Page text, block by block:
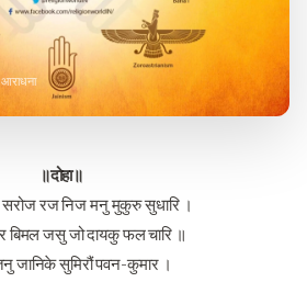
॥दोहा॥
रज निज मनु मुकुरु सुधारि ।
बिमल जसु जो दायकु फल चारि ॥
तनु जानिके सुमिरौं पवन-कुमार ।